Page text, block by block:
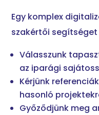
Egy komplex
szakértői segítséget
Válasszunk
az iparági
Kérjünk
hasonló
Győződjünk meg